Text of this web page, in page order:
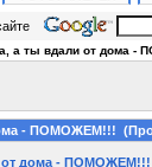
а ты вдали от дома -
- ПОМОЖЕМ!!!
от дома - ПОМОЖЕМ!!!